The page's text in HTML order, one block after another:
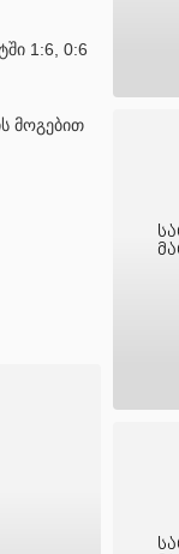
1:6, 0:6
მოგებით